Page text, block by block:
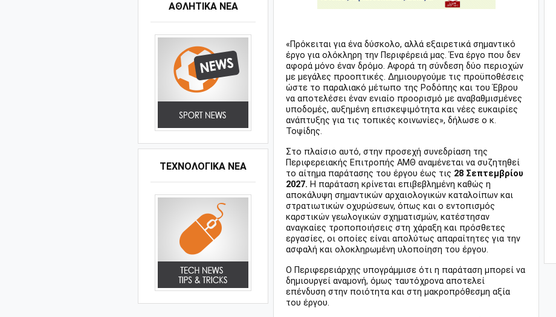
ΑΘΛΗΤΙΚΆ ΝΈΑ
ΤΕΧΝΟΛΟΓΙΚΑ ΝΕΑ
«Πρόκειται για ένα δύσκολο, αλλά εξαιρετικά σημαντικό
έργο για ολόκληρη την Περιφέρειά μας. Ένα έργο που δεν
αφορά μόνο έναν δρόμο. Αφορά τη σύνδεση δύο περιοχών
με μεγάλες προοπτικές. Δημιουργούμε τις προϋποθέσεις
ώστε το παραλιακό μέτωπο της Ροδόπης και του Έβρου
να αποτελέσει έναν ενιαίο προορισμό με αναβαθμισμένες
υποδομές, αυξημένη επισκεψιμότητα και νέες ευκαιρίες
ανάπτυξης για τις τοπικές κοινωνίες», δήλωσε ο κ.
Τοψίδης.
Στο πλαίσιο αυτό, στην προσεχή συνεδρίαση της
Περιφερειακής Επιτροπής ΑΜΘ αναμένεται να συζητηθεί
το αίτημα παράτασης του έργου έως τις 28 Σεπτεμβρίου
2027. Η παράταση κρίνεται επιβεβλημένη καθώς η
αποκάλυψη σημαντικών αρχαιολογικών καταλοίπων και
στρατιωτικών οχυρώσεων, όπως και ο εντοπισμός
καρστικών γεωλογικών σχηματισμών, κατέστησαν
αναγκαίες τροποποιήσεις στη χάραξη και πρόσθετες
εργασίες, οι οποίες είναι απολύτως απαραίτητες για την
ασφαλή και ολοκληρωμένη υλοποίηση του έργου.
Ο Περιφερειάρχης υπογράμμισε ότι η παράταση μπορεί να
δημιουργεί αναμονή, όμως ταυτόχρονα αποτελεί
επένδυση στην ποιότητα και στη μακροπρόθεσμη αξία
του έργου.